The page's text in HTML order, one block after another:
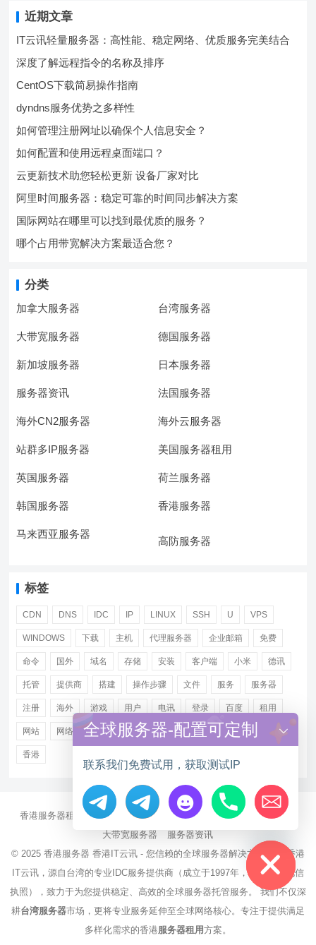
近期文章
IT云讯轻量服务器：高性能、稳定网络、优质服务完美结合
深度了解远程指令的名称及排序
CentOS下载简易操作指南
dyndns服务优势之多样性
如何管理注册网址以确保个人信息安全？
如何配置和使用远程桌面端口？
云更新技术助您轻松更新 设备厂家对比
阿里时间服务器：稳定可靠的时间同步解决方案
国际网站在哪里可以找到最优质的服务？
哪个占用带宽解决方案最适合您？
分类
加拿大服务器 台湾服务器
大带宽服务器 德国服务器
新加坡服务器 日本服务器
服务器资讯 法国服务器
海外CN2服务器 海外云服务器
站群多IP服务器 美国服务器租用
英国服务器 荷兰服务器
韩国服务器 香港服务器
马来西亚服务器
高防服务器
标签
CDN DNS IDC IP LINUX SSH U VPS
WINDOWS 下载 主机 代理服务器 企业邮箱 免费
命令 国外 域名 存储 安装 客户端 小米 德讯
托管 提供商 搭建 操作步骤 文件 服务 服务器
注册 海外 游戏 用户 电讯 登录 百度 租用
网站 网络 腾讯 虚拟主机 证书 配置 阿里
香港
香港服务器租用 海外CN2服务器 站群多IP服务器
海外云服务器
大带宽服务器
服务器资讯
© 2025 香港服务器 香港IT云讯 - 您信赖的全球服务器解决方案伙伴 香港
IT云讯，源自台湾的专业IDC服务提供商（成立于1997年，持有NCC电信
执照），致力于为您提供稳定、高效的全球服务器托管服务。 我们不仅深
耕台湾服务器市场，更将专业服务延伸至全球网络核心。专注于提供满足
多样化需求的香港服务器租用方案。
Hide chaty
全球服务器-配置可定制
联系我们免费试用，获取测试IP